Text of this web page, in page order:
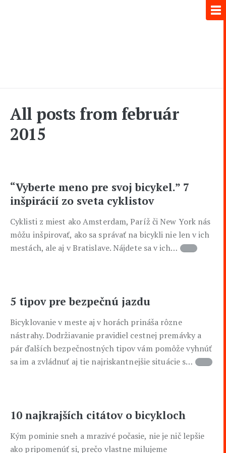
All posts from február
2015
“Vyberte meno pre svoj bicykel.” 7
inšpirácií zo sveta cyklistov
Cyklisti z miest ako Amsterdam, Paríž či New York nás
môžu inšpirovať, ako sa správať na bicykli nie len v ich
mestách, ale aj v Bratislave. Nájdete sa v ich…
5 tipov pre bezpečnú jazdu
Bicyklovanie v meste aj v horách prináša rôzne
nástrahy. Dodržiavanie pravidiel cestnej premávky a
pár ďalších bezpečnostných tipov vám pomôže vyhnúť
sa im a zvládnuť aj tie najriskantnejšie situácie s…
10 najkrajších citátov o bicykloch
Kým pominie sneh a mrazivé počasie, nie je nič lepšie
ako pripomenúť si, prečo vlastne milujeme